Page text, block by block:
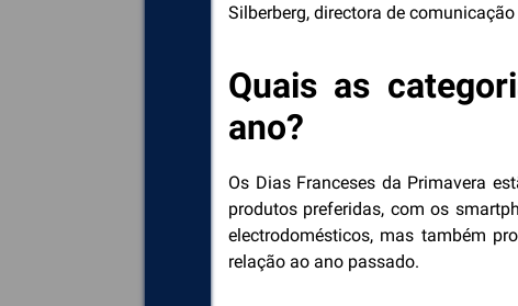
Silberberg, directora de
Quais as
ano?
Os Dias Franceses da Primavera
produtos preferidas, com os
electrodomésticos, mas também
relação ao ano passado.